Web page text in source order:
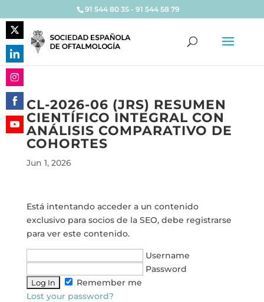
91 544 80 35 - 91 544 58 79
CL-2026-06 (JRS) RESUMEN
CIENTÍFICO INTEGRAL CON
ANÁLISIS COMPARATIVO DE
COHORTES
Jun 1, 2026
Está intentando acceder a un contenido
exclusivo para socios de la SEO, debe registrarse
para ver este contenido.
Username
Password
Remember me
Lost your password?
Share
on
Twitter
Share
on
LinkedIn
Share
on
Instagram
Share
on
Facebook
Share
YouTube